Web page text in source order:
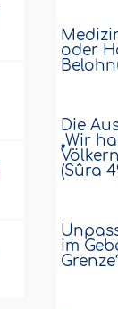
oder
Die
„Wir
(Sûra
im